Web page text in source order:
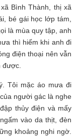
Bình Thành, thị xã
bé gái học lớp tám,
là mùa quy tập, anh
thì hiếm khi anh đi
điện thoại nên vẫn
được.
Tôi mặc áo mưa đi
người gác là nghe
thủy điện và mấy
vào da thịt, đèn
khoảng nghi ngờ.